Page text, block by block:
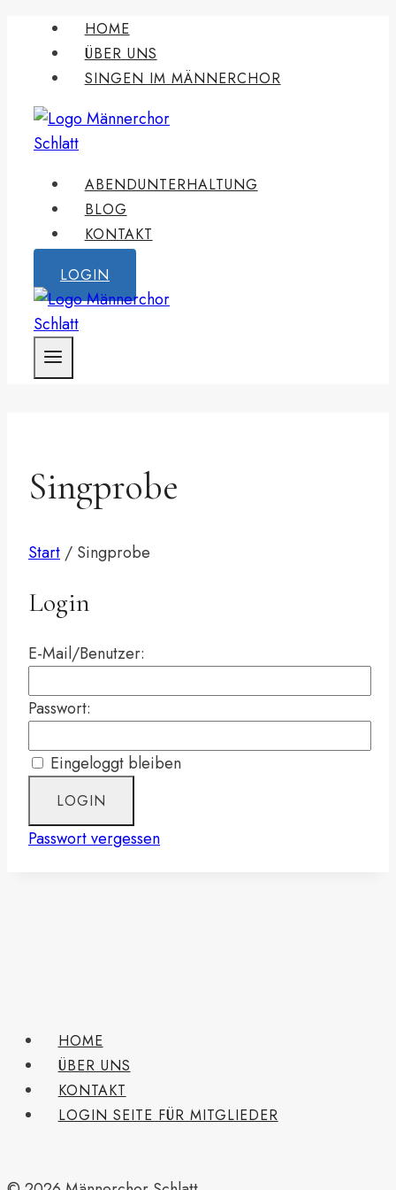
springen
HOME
ÜBER UNS
SINGEN IM MÄNNERCHOR
ABENDUNTERHALTUNG
BLOG
KONTAKT
LOGIN
Singprobe
Start / Singprobe
Login
E-Mail/Benutzer:
Passwort:
Eingeloggt bleiben
Passwort vergessen
HOME
ÜBER UNS
KONTAKT
LOGIN SEITE FÜR MITGLIEDER